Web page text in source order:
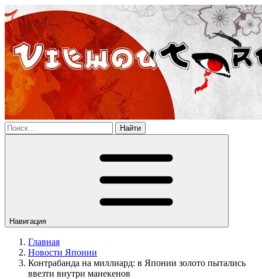
Найти
Навигация
Главная
Новости Японии
Контрабанда на миллиард: в Японии золото пытались
ввезти внутри манекенов